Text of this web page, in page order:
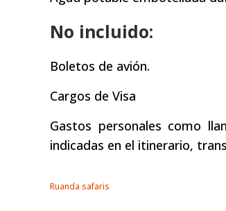
No incluido:
Boletos de avión.
Cargos de Visa
Gastos personales como
indicadas en el itinerario,
Ruanda safaris